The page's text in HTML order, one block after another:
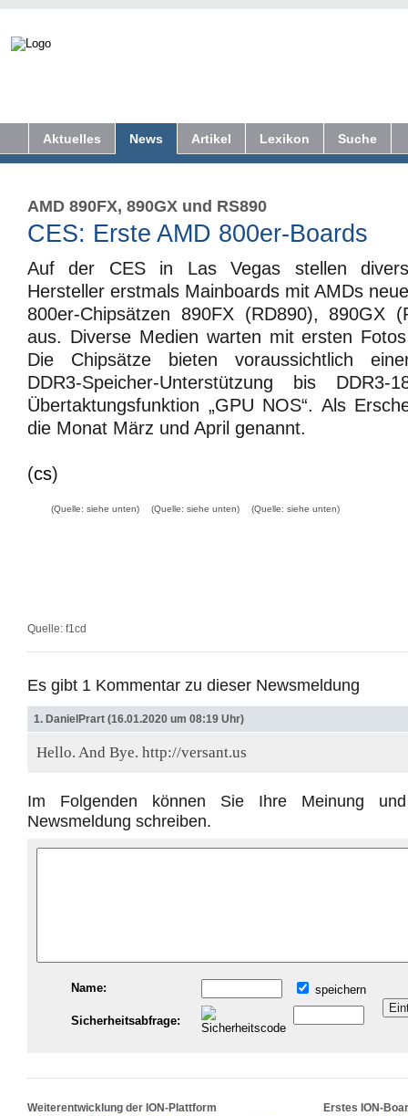
Aktuelles News Artikel Lexikon Suche
AMD 890FX, 890GX und RS890
CES: Erste AMD 800er-Boards
Auf der CES in Las Vegas stellen
Hersteller erstmals Mainboards mit AMDs
800er-Chipsätzen 890FX (RD890), 890GX
aus. Diverse Medien warten mit ersten
Die Chipsätze bieten voraussichtlich
DDR3-Speicher-Unterstützung bis
Übertaktungsfunktion „GPU NOS“. Als
die Monat März und April genannt.
(cs)
(Quelle: siehe unten) (Quelle: siehe unten) (Quelle: siehe unten)
Quelle: f1cd
Es gibt 1 Kommentar zu dieser Newsmeldung
1. DanielPrart (16.01.2020 um 08:19 Uhr)
Hello. And Bye. http://versant.us
Im Folgenden können Sie Ihre Meinung
Newsmeldung schreiben.
Name: speichern
Sicherheitsabfrage:
Weiterentwicklung der ION-Plattform Erstes ION-